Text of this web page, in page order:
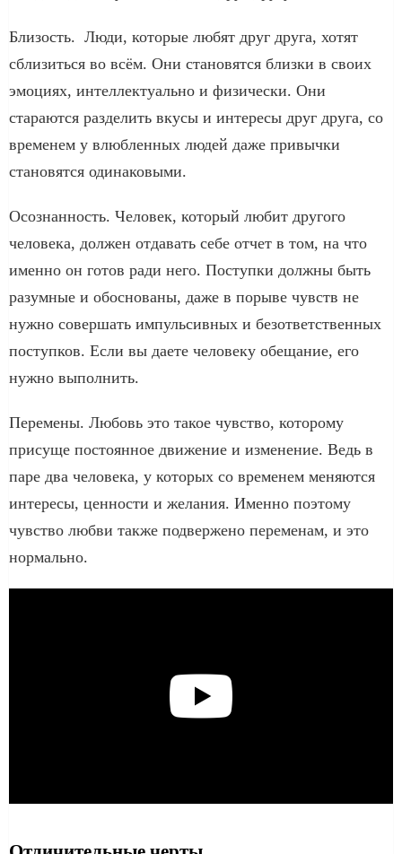
Близость. Люди, которые любят друг друга, хотят
сблизиться во всём. Они становятся близки в своих
эмоциях, интеллектуально и физически. Они
стараются разделить вкусы и интересы друг друга, со
временем у влюбленных людей даже привычки
становятся одинаковыми.
Осознанность. Человек, который любит другого
человека, должен отдавать себе отчет в том, на что
именно он готов ради него. Поступки должны быть
разумные и обоснованы, даже в порыве чувств не
нужно совершать импульсивных и безответственных
поступков. Если вы даете человеку обещание, его
нужно выполнить.
Перемены. Любовь это такое чувство, которому
присуще постоянное движение и изменение. Ведь в
паре два человека, у которых со временем меняются
интересы, ценности и желания. Именно поэтому
чувство любви также подвержено переменам, и это
нормально.